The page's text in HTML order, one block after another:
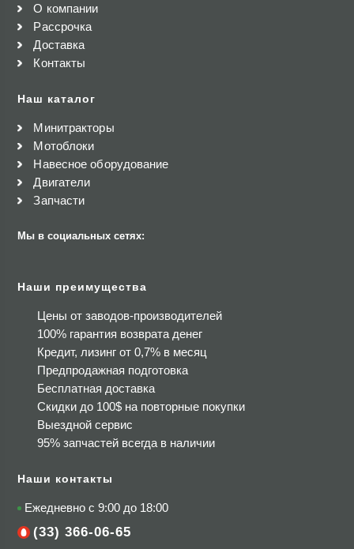
О компании
Рассрочка
Доставка
Контакты
Наш каталог
Минитракторы
Мотоблоки
Навесное оборудование
Двигатели
Запчасти
Мы в социальных сетях:
Наши преимущества
Цены от заводов-производителей
100% гарантия возврата денег
Кредит, лизинг от 0,7% в месяц
Предпродажная подготовка
Бесплатная доставка
Скидки до 100$ на повторные покупки
Выездной сервис
95% запчастей всегда в наличии
Наши контакты
Ежедневно с 9:00 до 18:00
(33) 366-06-65